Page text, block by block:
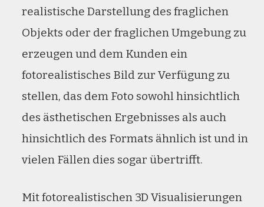
realistische Darstellung des fraglichen
Objekts oder der fraglichen Umgebung zu
erzeugen und dem Kunden ein
fotorealistisches Bild zur Verfügung zu
stellen, das dem Foto sowohl hinsichtlich
des ästhetischen Ergebnisses als auch
hinsichtlich des Formats ähnlich ist und in
vielen Fällen dies sogar übertrifft.
Mit fotorealistischen 3D Visualisierungen